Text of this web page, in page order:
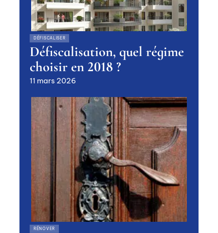
DÉFISCALISER
Défiscalisation, quel régime
choisir en 2018 ?
11 mars 2026
RÉNOVER